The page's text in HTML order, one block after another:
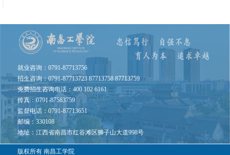
就业咨询：0791-87713756
招生咨询：0791-87713723 87713758 87713759
免费招生咨询电话：400 102 6161
传真：0791-87583759
监督电话：0791-87713651
邮编：330108
地址：江西省南昌市红谷滩区狮子山大道998号
版权所有 南昌工学院